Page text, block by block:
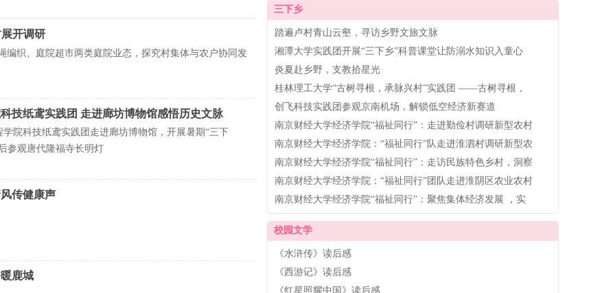
开调研
编织、庭院超市两类庭院业态，探究村集体与农户协同发
技纸鸢实践团 走进廊坊博物馆感悟历史文脉
院科技纸鸢实践团走进廊坊博物馆，开展暑期“三下
参观唐代隆福寺长明灯
传健康声
鹿城
三下乡
踏遍卢村青山云壑，寻访乡野文旅文脉
湘潭大学实践团开展“三下乡”科普课堂让防溺水知识入童心
炎夏赴乡野，支教拾星光
桂林理工大学“古树寻根，承脉兴村”实践团 ——古树寻根，
创飞科技实践团参观京南机场，解锁低空经济新赛道
南京财经大学经济学院“福祉同行”：走进勤俭村调研新型农村
南京财经大学经济学院：“福祉同行”队走进淮泗村调研新型农
南京财经大学经济学院“福祉同行”：走访民族特色乡村，洞察
南京财经大学经济学院：“福祉同行”团队走进淮阴区农业农村
南京财经大学经济学院“福祉同行”：聚焦集体经济发展 ，实
校园文学
《水浒传》读后感
《西游记》读后感
《红星照耀中国》读后感